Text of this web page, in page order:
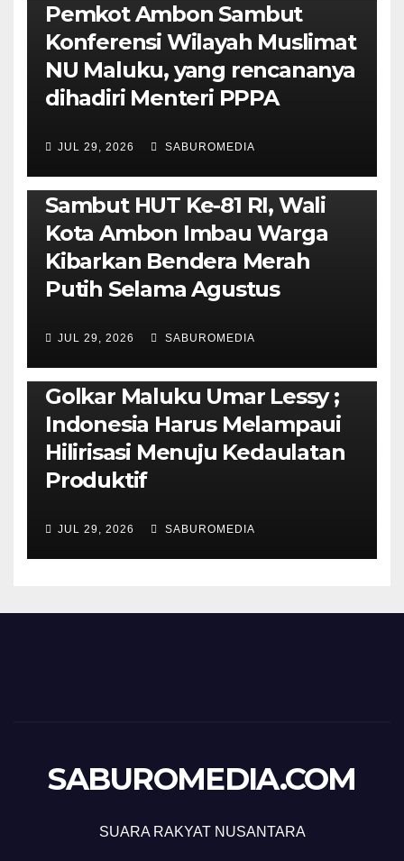
Pemkot Ambon Sambut
Konferensi Wilayah Muslimat
NU Maluku, yang rencananya
dihadiri Menteri PPPA
JUL 29, 2026 SABUROMEDIA
AMBON METRO POLITIK & PEMERINTAHAN
Sambut HUT Ke-81 RI, Wali
Kota Ambon Imbau Warga
Kibarkan Bendera Merah
Putih Selama Agustus
JUL 29, 2026 SABUROMEDIA
PENDIDIKAN & OLAHRAGA THE MOLUCCAS
Isi Materi LK-III HMI, Ketua
Golkar Maluku Umar Lessy ;
Indonesia Harus Melampaui
Hilirisasi Menuju Kedaulatan
Produktif
JUL 29, 2026 SABUROMEDIA
SABUROMEDIA.COM
SUARA RAKYAT NUSANTARA